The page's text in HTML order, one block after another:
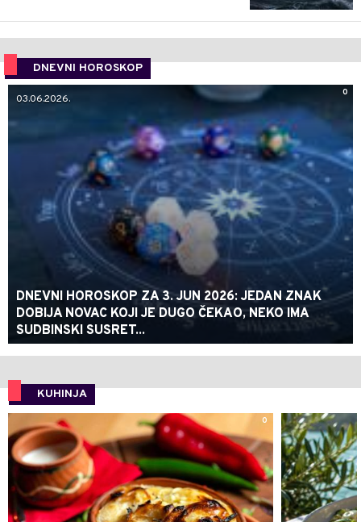
DNEVNI HOROSKOP
0
03.06.2026.
DNEVNI HOROSKOP ZA 3. JUN 2026: JEDAN ZNAK
DOBIJA NOVAC KOJI JE DUGO ČEKAO, NEKO IMA
SUDBINSKI SUSRET...
KUHINJA
0